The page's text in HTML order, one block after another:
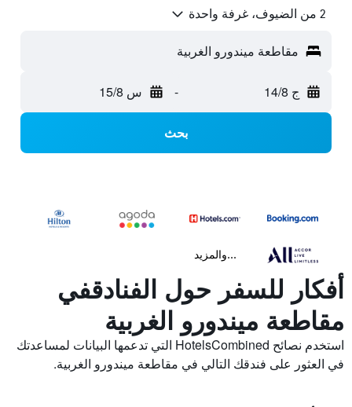
2 من الضيوف، غرفة واحدة
مقاطعة ميندورو الغربية
ج 14/8 - س 15/8
بحث
...والمزيد
أفكار للسفر حول الفنادقفي
مقاطعة ميندورو الغربية
استخدم نصائح HotelsCombined التي تدعمها البيانات لمساعدتك
في العثور على فندقك التالي في مقاطعة ميندورو الغربية.